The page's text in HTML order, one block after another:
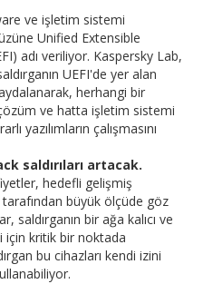
ve işletim sistemi
Unified Extensible
adı veriliyor. Kaspersky Lab,
UEFI'de yer alan
herhangi bir
çözüm ve hatta işletim sistemi
yazılımların çalışmasını
saldırıları artacak.
hedefli gelişmiş
tarafından büyük ölçüde göz
saldırganın bir ağa kalıcı ve
için kritik bir noktada
bu cihazları kendi izini